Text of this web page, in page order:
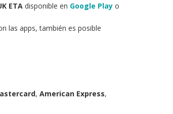
ETA disponible en Google Play o
las apps, también es posible
,American Express,